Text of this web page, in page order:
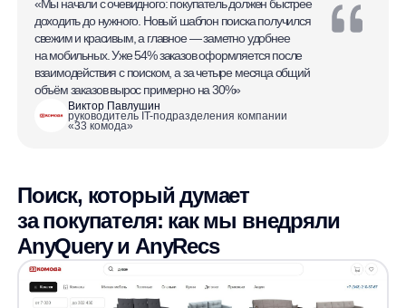
Мы внедрилиумный поиск AnyQuery и
рекомендации AnyRecs.Технически это был
быстрый старт: по API, без сложной интеграции —
весь цикл занял около недели с момента
согласования до стабильного продакшена.
бесклавиатурных уточнений и быстрых
подсказок. Наш опыт показывает: 7−12%
пользователей выбирают уточнение без набора
текста — особенно на мобильных.
Автоматический предвыбор категории:
AI‑алгоритм «на лету» понимает, что человек
ищет — диван, комод или комплект —